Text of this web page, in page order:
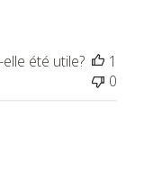
été utile?
1
0